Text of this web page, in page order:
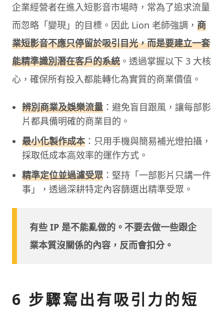
企業經營者在進入短影音市場時，常為了追求流量
而忽略「變現」的目標。因此 Lion 老師強調， 商
業短影音不應只停留於吸引目光，而是要建立一套
能精準識別潛在客戶的系統 。透過掌握以下 3 大核
心，確保所有投入都能轉化為實質的商業價值。
辨別商業及娛樂流量 ：避免盲目跟風，讓每部影
片都具備明確的商業目的。
最小化製作成本 ：只用手機與簡易補光燈拍攝，
採取低成本高效率的運作方式。
精準定位並過濾受眾 ：堅持「一部影片只講一件
事」，透過深耕特定內容篩選出精準受眾。
有些 IP 是不能亂做的。不要去做一些跟企
業本質沒關係的內容，反而會扣分。
6 步驟寫出有吸引力的短